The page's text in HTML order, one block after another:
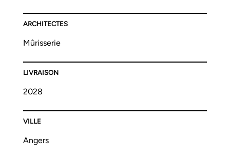
ARCHITECTES
Mûrisserie
LIVRAISON
2028
VILLE
Angers